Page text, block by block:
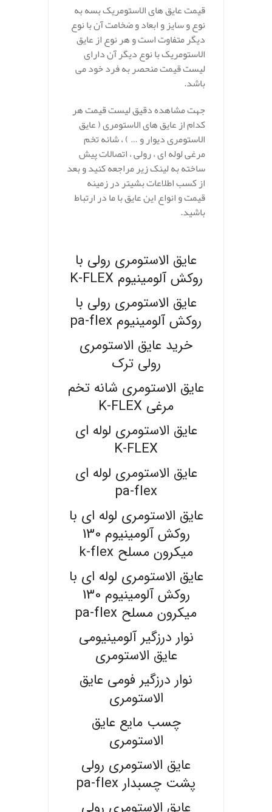
قیمت عایق های الاستومریک بسه به
نوع و سایز و ابعاد و ضخامت آن با نوع
دیگر متفاوت است و هر نوع از عایق
الاستومریک با نوع دیگر آن دارای
لیست قیمت منحصر به فرد خود می
باشد.
جهت مشاهده دقیق لیست قیمت هر
کدام از عایق های الاستومری ( عایق
الاستومری دیوار و … ) ، شانه تخم
مرغی لوله ای ، رولی ، اتصالات پیش
ساخته به لینک زیر مراجعه کنید و بعد
از کسب اطلاعات بشیتر در زمینه
قیمت و انواع این عایق با ما در ارتباط
باشید.
عایق الاستومری رولی با
روکش آلومینیوم K-FLEX
عایق الاستومری رولی با
روکش آلومینیوم pa-flex
خرید عایق الاستومری
رولی ترک
عایق الاستومری شانه تخم
مرغی K-FLEX
عایق الاستومری لوله ای
K-FLEX
عایق الاستومری لوله ای
pa-flex
عایق الاستومری لوله ای با
روکش آلومینیوم 130
میکرون مسلح k-flex
عایق الاستومری لوله ای با
روکش آلومینیوم 130
میکرون مسلح pa-flex
نوار درزگیر آلومینیومی
عایق الاستومری
نوار درزگیر فومی عایق
الاستومری
چسب مایع عایق
الاستومری
عایق الاستومری رولی
پشت چسبدار pa-flex